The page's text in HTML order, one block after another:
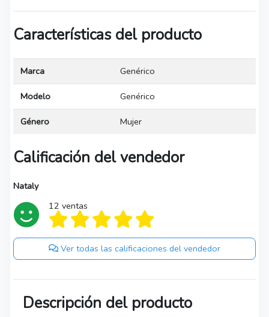
Características del producto
Marca Genérico
Modelo Genérico
Género Mujer
Calificación del vendedor
Nataly
12 ventas
Ver todas las calificaciones del vendedor
Descripción del producto